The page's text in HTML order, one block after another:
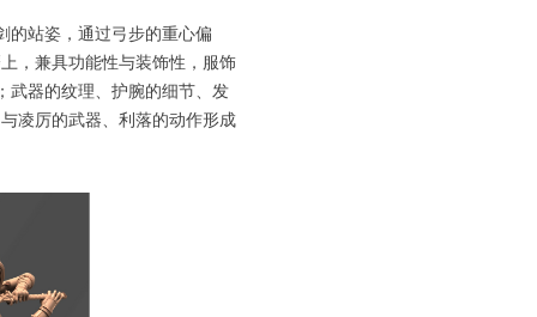
的站姿，通过弓步的重心偏
，兼具功能性与装饰性，服饰
武器的纹理、护腕的细节、发
凌厉的武器、利落的动作形成